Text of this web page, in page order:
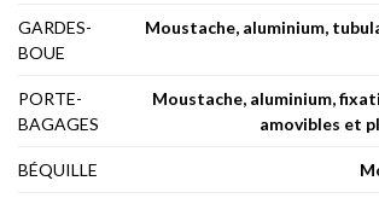
GARDES-
BOUE
Moustache, aluminium,
PORTE-
BAGAGES
Moustache, aluminium,
amovibles et
BÉQUILLE